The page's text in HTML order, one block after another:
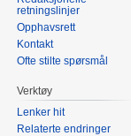
retningslinjer
Opphavsrett
Kontakt
Ofte stilte spørsmål
Verktøy
Lenker hit
Relaterte endringer